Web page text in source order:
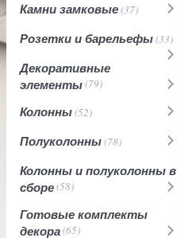
Камни замковые(37)
Розетки и барельефы(33)
Декоративные
элементы(79)
Колонны(52)
Полуколонны(78)
Колонны и полуколонны в
сборе(58)
Готовые комплекты
декора(65)